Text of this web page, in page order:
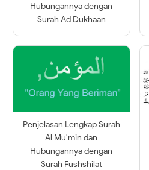
Hubungannya dengan
Surah Ad Dukhaan
Penjelasan Lengkap Surah
Al Mu'min dan
Hubungannya dengan
Surah Fushshilat